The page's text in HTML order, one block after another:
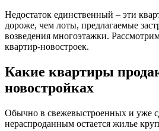
Недостаток единственный – эти
дороже, чем лоты, предлагаемые
возведения многоэтажки.
квартир-новостроек.
Какие квартиры
новостройках
Обычно в свежевыстроенных и уже
нераспроданным остается жилье